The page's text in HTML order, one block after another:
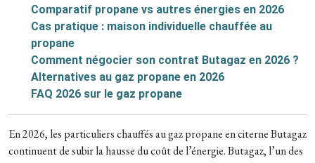
Comparatif propane vs autres énergies en 2026
Cas pratique : maison individuelle chauffée au
propane
Comment négocier son contrat Butagaz en 2026 ?
Alternatives au gaz propane en 2026
FAQ 2026 sur le gaz propane
En 2026, les particuliers chauffés au gaz propane en citerne Butagaz
continuent de subir la hausse du coût de l’énergie. Butagaz, l’un des